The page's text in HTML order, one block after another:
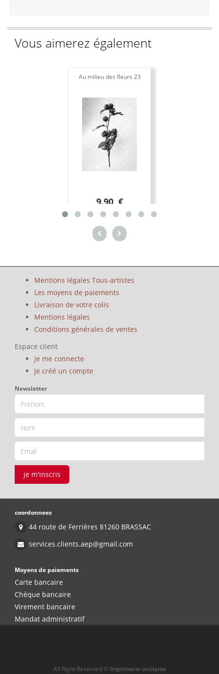
Vous aimerez également
Au milieu des fleurs 23
9.90 €
Mentions légales Tous-artistes
Les moyens de paiements
Livraison de votre colis
Mentions légales
Conditions générales de ventes
Espace client
Je me connecte
Je créé un compte
Newsletter
je m'inscris
coordonnees
44 route de Ferrières 81260 BRASSAC
services.clients.aep@gmail.com
Moyens de paiements
Carte bancaire
Chèque bancaire
Virement bancaire
Mandat administratif
All Right Reserved © Imprimerie occitanie